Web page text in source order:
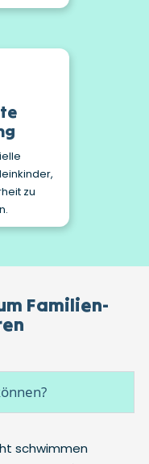
zu
Familien-
schwimmen